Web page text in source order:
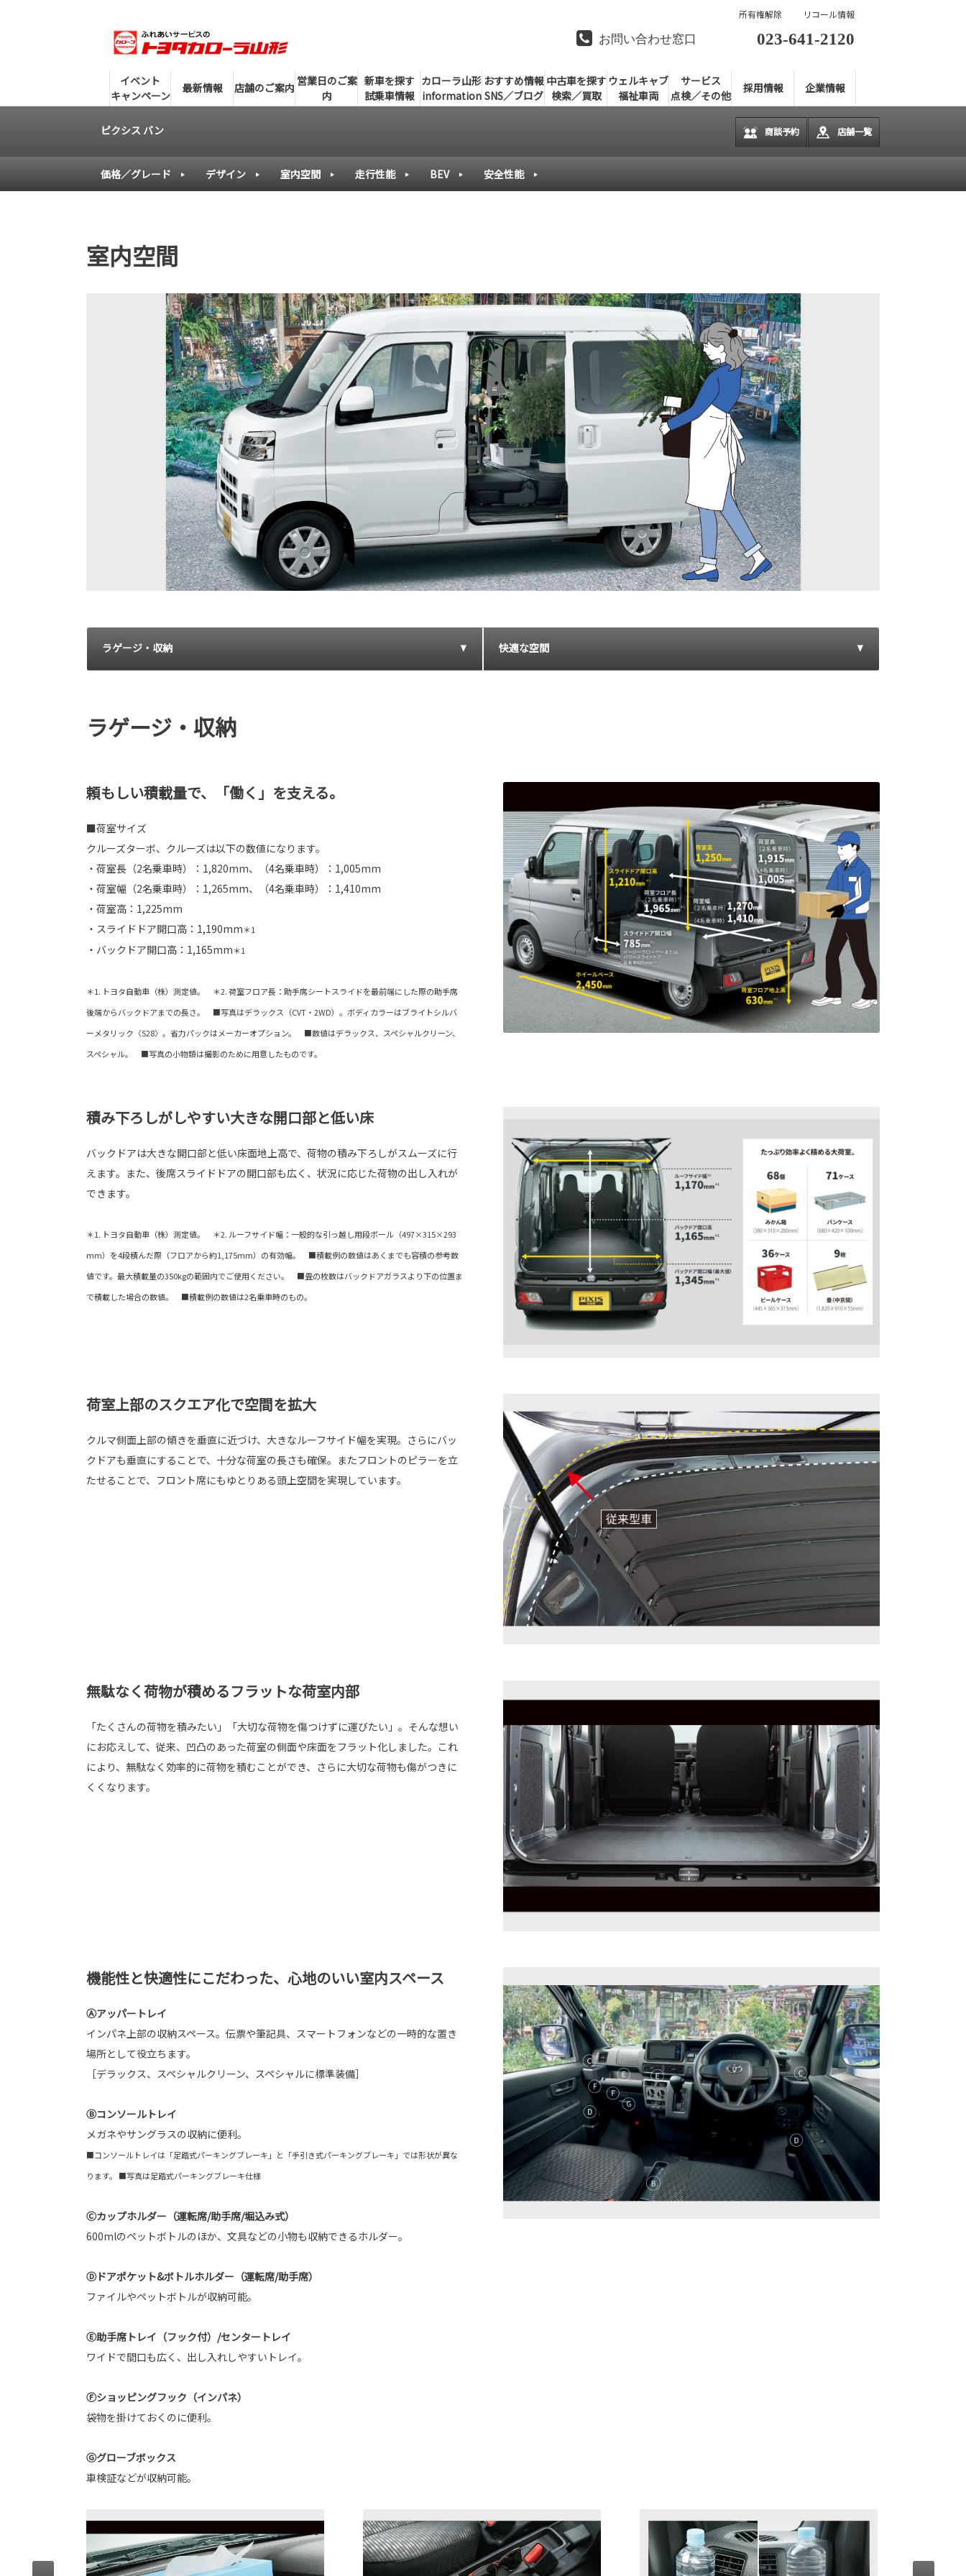
お問い合わせ窓口 023-641-2120
イベント
キャンペーン
最新情報 店舗のご案内 営業日のご案
内
新車を探す
試乗車情報
カローラ山形
information
おすすめ情報
SNS／ブログ
中古車を探す
検索／買取
ウェルキャブ
福祉車両
サービス
点検／その他
採用情報 企業情報
所有権解除 リコール情報
ピクシス バン 商談予約 店舗一覧
価格／グレード デザイン 室内空間 走行性能 BEV 安全性能
室内空間
ラゲージ・収納 快適な空間
ラゲージ・収納
頼もしい積載量で、「働く」を支える。
■荷室サイズ
クルーズターボ、クルーズは以下の数値になります。
・荷室長（2名乗車時）：1,820mm、（4名乗車時）：1,005mm
・荷室幅（2名乗車時）：1,265mm、（4名乗車時）：1,410mm
・荷室高：1,225mm
・スライドドア開口高：1,190mm＊1
・バックドア開口高：1,165mm＊1
＊1. トヨタ自動車（株）測定値。 ＊2. 荷室フロア長：助手席シートスライドを最前端にした際の助手席
後端からバックドアまでの長さ。 ■写真はデラックス（CVT・2WD）。ボディカラーはブライトシルバ
ーメタリック〈S28〉。省力パックはメーカーオプション。 ■数値はデラックス、スペシャルクリーン、
スペシャル。 ■写真の小物類は撮影のために用意したものです。
積み下ろしがしやすい大きな開口部と低い床
バックドアは大きな開口部と低い床面地上高で、荷物の積み下ろしがスムーズに行
えます。また、後席スライドドアの開口部も広く、状況に応じた荷物の出し入れが
できます。
＊1. トヨタ自動車（株）測定値。 ＊2. ルーフサイド幅：一般的な引っ越し用段ボール（497×315×293
mm）を4段積んだ際（フロアから約1,175mm）の有効幅。 ■積載例の数値はあくまでも容積の参考数
値です。最大積載量の350kgの範囲内でご使用ください。 ■畳の枚数はバックドアガラスより下の位置ま
で積載した場合の数値。 ■積載例の数値は2名乗車時のもの。
荷室上部のスクエア化で空間を拡大
クルマ側面上部の傾きを垂直に近づけ、大きなルーフサイド幅を実現。さらにバッ
クドアも垂直にすることで、十分な荷室の長さも確保。またフロントのピラーを立
たせることで、フロント席にもゆとりある頭上空間を実現しています。
無駄なく荷物が積めるフラットな荷室内部
「たくさんの荷物を積みたい」「大切な荷物を傷つけずに運びたい」。そんな想い
にお応えして、従来、凹凸のあった荷室の側面や床面をフラット化しました。これ
により、無駄なく効率的に荷物を積むことができ、さらに大切な荷物も傷がつきに
くくなります。
機能性と快適性にこだわった、心地のいい室内スペース
Ⓐアッパートレイ
インパネ上部の収納スペース。伝票や筆記具、スマートフォンなどの一時的な置き
場所として役立ちます。
［デラックス、スペシャルクリーン、スペシャルに標準装備］
Ⓑコンソールトレイ
メガネやサングラスの収納に便利。
■コンソールトレイは「足踏式パーキングブレーキ」と「手引き式パーキングブレーキ」では形状が異な
ります。 ■写真は足踏式パーキングブレーキ仕様
Ⓒカップホルダー（運転席/助手席/堀込み式）
600mlのペットボトルのほか、文具などの小物も収納できるホルダー。
Ⓓドアポケット&ボトルホルダー（運転席/助手席）
ファイルやペットボトルが収納可能。
Ⓔ助手席トレイ（フック付）/センタートレイ
ワイドで間口も広く、出し入れしやすいトレイ。
Ⓕショッピングフック（インパネ）
袋物を掛けておくのに便利。
Ⓖグローブボックス
車検証などが収納可能。